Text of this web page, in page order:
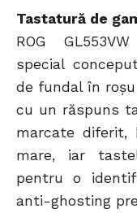
Tastatură de
ROG
special
de fundal în
cu un răspuns
marcate diferit,
mare, iar
pentru o
anti-ghosting